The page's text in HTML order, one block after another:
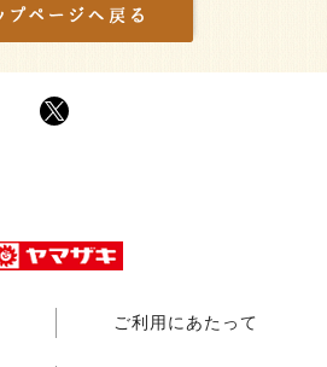
ご利用にあたって